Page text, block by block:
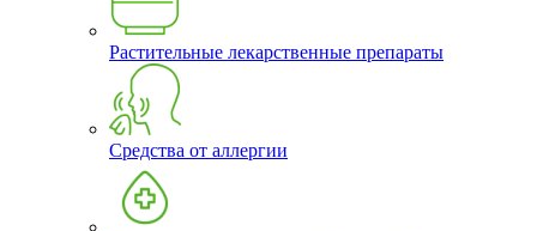
Растительные лекарственные препараты
Средства от аллергии